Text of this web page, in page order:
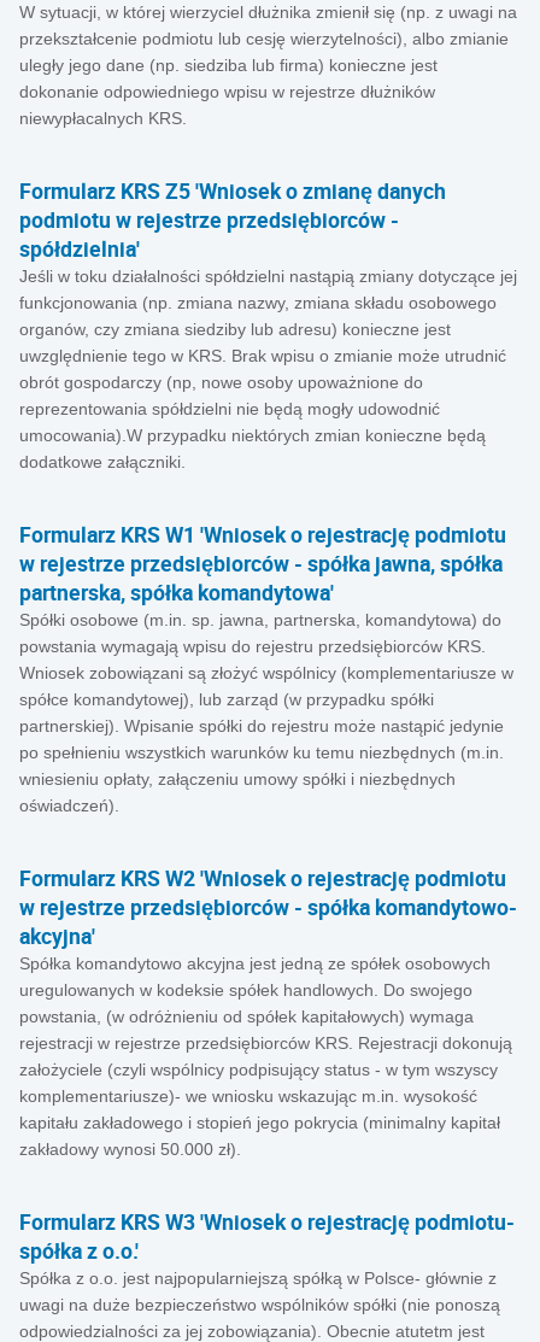
W sytuacji, w której wierzyciel dłużnika zmienił się (np. z uwagi na
przekształcenie podmiotu lub cesję wierzytelności), albo zmianie
uległy jego dane (np. siedziba lub firma) konieczne jest
dokonanie odpowiedniego wpisu w rejestrze dłużników
niewypłacalnych KRS.
Formularz KRS Z5 'Wniosek o zmianę danych
podmiotu w rejestrze przedsiębiorców -
spółdzielnia'
Jeśli w toku działalności spółdzielni nastąpią zmiany dotyczące jej
funkcjonowania (np. zmiana nazwy, zmiana składu osobowego
organów, czy zmiana siedziby lub adresu) konieczne jest
uwzględnienie tego w KRS. Brak wpisu o zmianie może utrudnić
obrót gospodarczy (np, nowe osoby upoważnione do
reprezentowania spółdzielni nie będą mogły udowodnić
umocowania).W przypadku niektórych zmian konieczne będą
dodatkowe załączniki.
Formularz KRS W1 'Wniosek o rejestrację podmiotu
w rejestrze przedsiębiorców - spółka jawna, spółka
partnerska, spółka komandytowa'
Spółki osobowe (m.in. sp. jawna, partnerska, komandytowa) do
powstania wymagają wpisu do rejestru przedsiębiorców KRS.
Wniosek zobowiązani są złożyć wspólnicy (komplementariusze w
spółce komandytowej), lub zarząd (w przypadku spółki
partnerskiej). Wpisanie spółki do rejestru może nastąpić jedynie
po spełnieniu wszystkich warunków ku temu niezbędnych (m.in.
wniesieniu opłaty, załączeniu umowy spółki i niezbędnych
oświadczeń).
Formularz KRS W2 'Wniosek o rejestrację podmiotu
w rejestrze przedsiębiorców - spółka komandytowo-
akcyjna'
Spółka komandytowo akcyjna jest jedną ze spółek osobowych
uregulowanych w kodeksie spółek handlowych. Do swojego
powstania, (w odróżnieniu od spółek kapitałowych) wymaga
rejestracji w rejestrze przedsiębiorców KRS. Rejestracji dokonują
założyciele (czyli wspólnicy podpisujący status - w tym wszyscy
komplementariusze)- we wniosku wskazując m.in. wysokość
kapitału zakładowego i stopień jego pokrycia (minimalny kapitał
zakładowy wynosi 50.000 zł).
Formularz KRS W3 'Wniosek o rejestrację podmiotu-
spółka z o.o.'
Spółka z o.o. jest najpopularniejszą spółką w Polsce- głównie z
uwagi na duże bezpieczeństwo wspólników spółki (nie ponoszą
odpowiedzialności za jej zobowiązania). Obecnie atutetm jest